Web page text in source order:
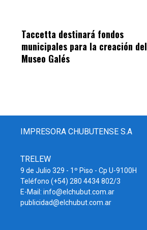
Taccetta destinará fondos
municipales para la creación del
Museo Galés
IMPRESORA CHUBUTENSE S.A
TRELEW
9 de Julio 329 - 1º Piso - Cp U-9100H
Teléfono (+54) 280 4434 802/3
E-Mail: info@elchubut.com.ar
publicidad@elchubut.com.ar